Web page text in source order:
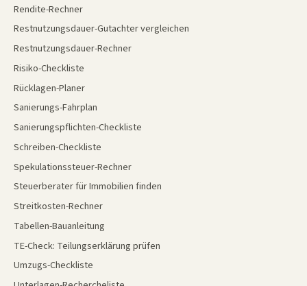
Rendite-Rechner
Restnutzungsdauer-Gutachter vergleichen
Restnutzungsdauer-Rechner
Risiko-Checkliste
Rücklagen-Planer
Sanierungs-Fahrplan
Sanierungspflichten-Checkliste
Schreiben-Checkliste
Spekulationssteuer-Rechner
Steuerberater für Immobilien finden
Streitkosten-Rechner
Tabellen-Bauanleitung
TE-Check: Teilungserklärung prüfen
Umzugs-Checkliste